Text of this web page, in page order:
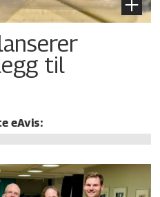
til
eAvis: